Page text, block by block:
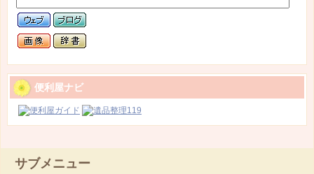
便利屋ナビ
サブメニュー